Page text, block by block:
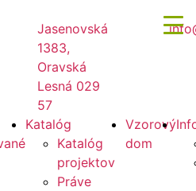
Jasenovská
1383,
Oravská
Lesná 029
57
Katalóg
Katalóg
projektov
Práve
Vzorový
dom